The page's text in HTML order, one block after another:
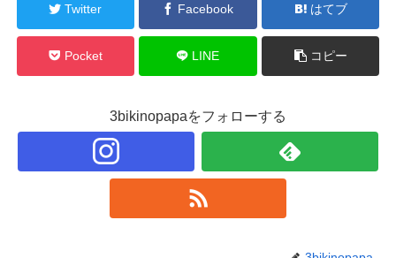
Twitter Facebook はてブ
Pocket LINE コピー
3bikinopapaをフォローする